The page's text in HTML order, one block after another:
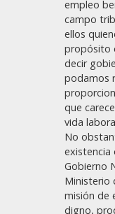
empleo
campo
ellos
propósito
decir
podamos
que
vida
No
existencia
Gobierno
Ministerio
misión de
digno,